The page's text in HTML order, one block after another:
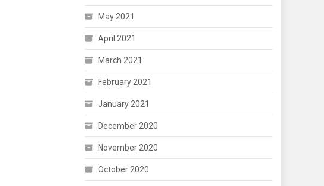
May 2021
April 2021
March 2021
February 2021
January 2021
December 2020
November 2020
October 2020